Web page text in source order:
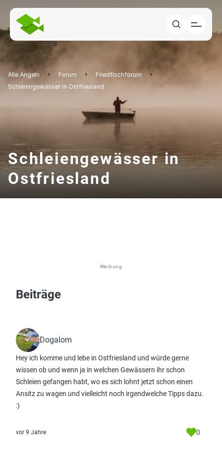
Alle Angeln Forum
Friedfischforum
Schleiengewässer in Ostfriesland
Schleiengewässer in
Ostfriesland
Werbung
Beiträge
Dogalom
Hey ich komme und lebe in Ostfriesland und würde gerne
wissen ob und wenn ja in welchen Gewässern ihr schon
Schleien gefangen habt, wo es sich lohnt jetzt schon einen
Ansitz zu wagen und vielleicht noch irgendwelche Tipps dazu.
:)
vor 9 Jahre 0